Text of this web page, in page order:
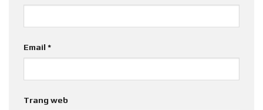
Email *
Trang web